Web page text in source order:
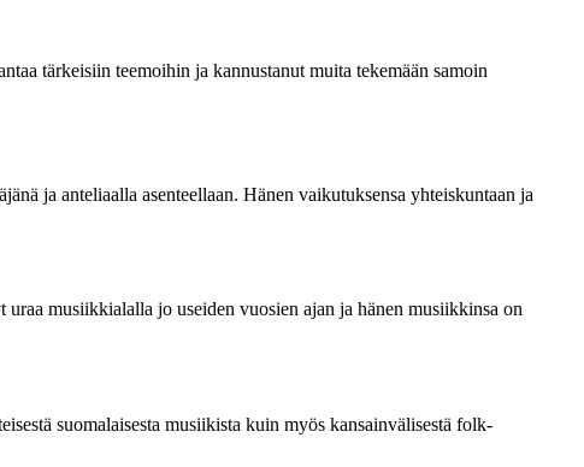
tärkeisiin teemoihin ja kannustanut muita tekemään samoin
ja anteliaalla asenteellaan. Hänen vaikutuksensa yhteiskuntaan ja
musiikkialalla jo useiden vuosien ajan ja hänen musiikkinsa on
suomalaisesta musiikista kuin myös kansainvälisestä folk-